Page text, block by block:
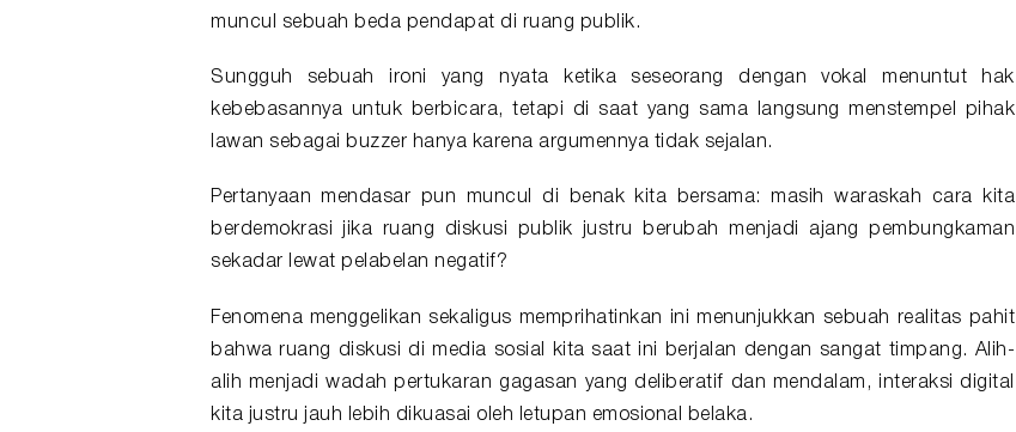
muncul sebuah beda pendapat di ruang publik.
Sungguh sebuah ironi yang nyata ketika seseorang dengan vokal menuntut hak
kebebasannya untuk berbicara, tetapi di saat yang sama langsung menstempel pihak
lawan sebagai
buzzer hanya karena argumennya tidak sejalan.
Pertanyaan mendasar pun muncul di benak kita bersama: masih waraskah cara kita
berdemokrasi jika ruang diskusi publik justru berubah menjadi ajang pembungkaman
sekadar lewat pelabelan negatif?
Fenomena menggelikan sekaligus memprihatinkan ini menunjukkan sebuah realitas pahit
bahwa ruang diskusi di media sosial kita saat ini berjalan dengan sangat timpang. Alih-
alih menjadi wadah pertukaran gagasan yang deliberatif dan mendalam, interaksi digital
kita justru jauh lebih dikuasai oleh letupan emosional belaka.